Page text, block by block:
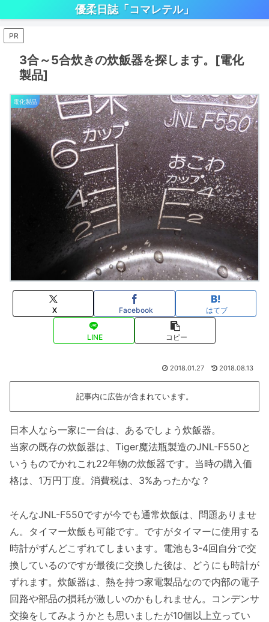
優柔日誌「コマレテル」
PR
3合～5合炊きの炊飯器を探します。[電化
製品]
電化製品
X Facebook はてブ
LINE コピー
2018.01.27 2018.08.13
記事内に広告が含まれています。
日本人なら一家に一台は、あるでしょう炊飯器。
当家の既存の炊飯器は、Tiger魔法瓶製造のJNL-F550と
いうものでかれこれ22年物の炊飯器です。当時の購入価
格は、1万円丁度。消費税は、3%あったかな？
そんなJNL-F550ですが今でも通常炊飯は、問題ありませ
ん。タイマー炊飯も可能です。ですがタイマーに使用する
時計がずんどこずれてしまいます。電池も3-4回自分で交
換しているのですが最後に交換した後は、どうにも時計が
ずれます。炊飯器は、熱を持つ家電製品なので内部の電子
回路や部品の損耗が激しいのかもしれません。コンデンサ
交換をしてみようかとも思いましたが10個以上立ってい